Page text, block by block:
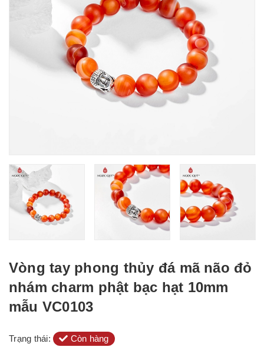
Vòng tay phong thủy đá mã não đỏ
nhám charm phật bạc hạt 10mm
mẫu VC0103
Trạng thái: Còn hàng